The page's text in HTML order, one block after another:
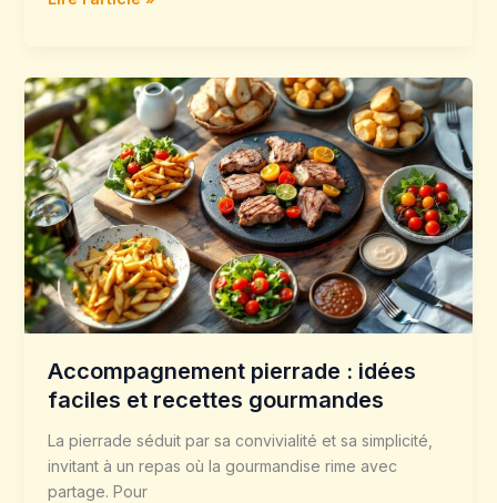
au
180°C
Accompagnement pierrade : idées
faciles et recettes gourmandes
La pierrade séduit par sa convivialité et sa simplicité,
invitant à un repas où la gourmandise rime avec
partage. Pour
Accompagnement
pierrade
:
idées
faciles
et
recettes
gourmandes